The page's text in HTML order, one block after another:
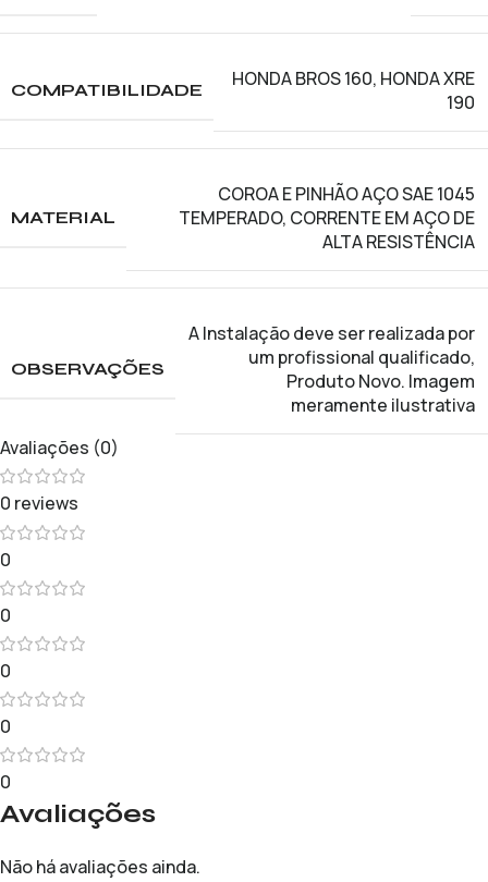
COMPATIBILIDADE HONDA BROS 160, HONDA XRE
190
MATERIAL
COROA E PINHÃO AÇO SAE 1045
TEMPERADO, CORRENTE EM AÇO DE
ALTA RESISTÊNCIA
OBSERVAÇÕES
A Instalação deve ser realizada por
um profissional qualificado,
Produto Novo. Imagem
meramente ilustrativa
Avaliações (0)
0 reviews
0
0
0
0
0
Avaliações
Não há avaliações ainda.